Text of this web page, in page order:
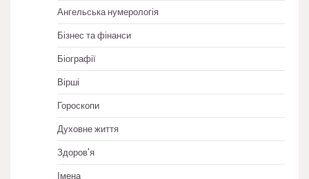
Ангельська нумерологія
Бізнес та фінанси
Біографії
Вірші
Гороскопи
Духовне життя
Здоров'я
Імена